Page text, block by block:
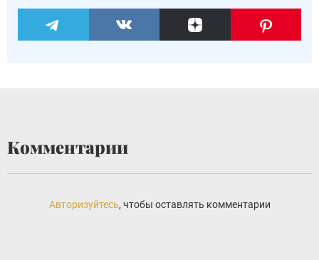
Комментарии
Авторизуйтесь, чтобы оставлять комментарии